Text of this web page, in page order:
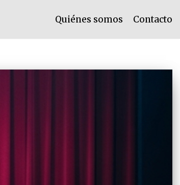
Quiénes somos Contacto